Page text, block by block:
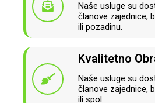
Naše usluge su
članove zajednice,
ili pozadinu.
Kvalitetno
Naše usluge su
članove zajednice,
ili spol.